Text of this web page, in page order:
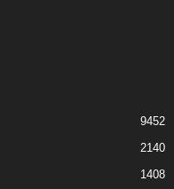
9452
2140
1408